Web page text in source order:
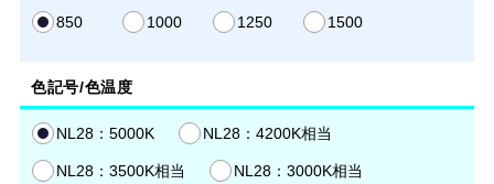
850 1000 1250 1500
色記号/色温度
NL28：5000K NL28：4200K相当
NL28：3500K相当 NL28：3000K相当